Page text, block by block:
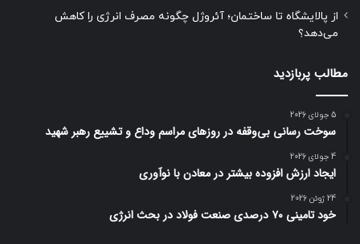
از پالایشگاه تا ساختمان؛ آئروژل چگونه مصرف انرژی را کاهش
می‌دهد؟
مطالب پربازدید
5 جولای 2026
سوخت رسانی بی‌وقفه در روز‌های مراسم وداع و تشییع رهبر شهید
4 جولای 2026
ایجاد ارزش افزوده بیشتر در معادن با نوآوری
24 ژوئن 2026
خود تامینی ۷۰ درصدی صنعت فولاد در بحث انرژی